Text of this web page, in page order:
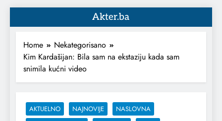
Akter.ba
Home
Nekategorisano
Kim Kardašijan: Bila sam na ekstaziju kada sam
snimila kućni video
AKTUELNO NAJNOVIJE
NASLOVNA